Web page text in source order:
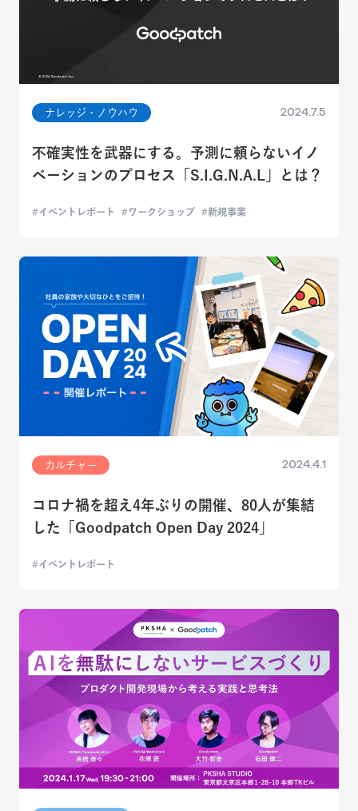
ナレッジ・ノウハウ 2024.7.5
不確実性を武器にする。予測に頼らないイノ
ベーションのプロセス「S.I.G.N.A.L」とは？
イベントレポート ワークショップ 新規事業
カルチャー 2024.4.1
コロナ禍を超え4年ぶりの開催、80人が集結
した「Goodpatch Open Day 2024」
イベントレポート